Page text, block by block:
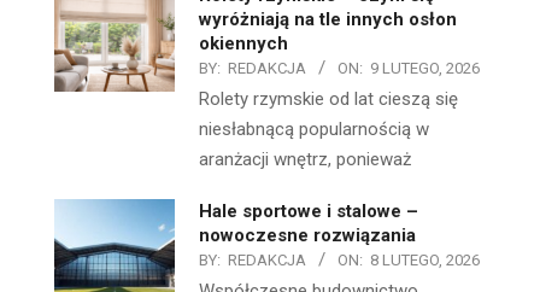
wyróżniają na tle innych osłon
okiennych
BY: REDAKCJA ON: 9 LUTEGO, 2026
Rolety rzymskie od lat cieszą się
niesłabnącą popularnością w
aranżacji wnętrz, ponieważ
Hale sportowe i stalowe –
nowoczesne rozwiązania
BY: REDAKCJA ON: 8 LUTEGO, 2026